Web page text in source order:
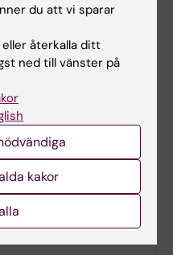
(PDF, 166.77 KB)
på denna sida?
du att vi sparar
återkalla ditt
ned till vänster på
kakor